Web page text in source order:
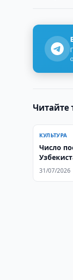
Читайте
КУЛЬТУРА
Число
2025 году
31/07/2026